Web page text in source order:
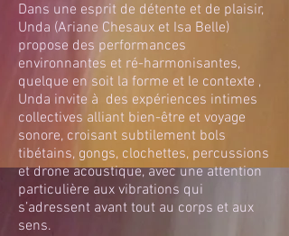
Dans une esprit de détente et de plaisir,
Unda (Ariane Chesaux et Isa Belle)
propose des performances
environnantes et ré-harmonisantes,
quelque en soit la forme et le contexte ,
Unda invite à des expériences intimes
collectives alliant bien-être et voyage
sonore, croisant subtilement bols
tibétains, gongs, clochettes, percussions
et drone acoustique, avec une attention
particulière aux vibrations qui
s’adressent avant tout au corps et aux
sens.